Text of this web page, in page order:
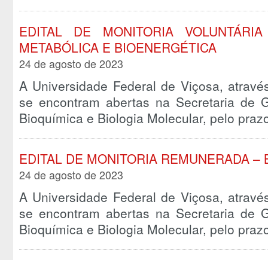
EDITAL DE MONITORIA
METABÓLICA E BIOENERGÉTICA
24 de agosto de 2023
A Universidade Federal de Viçosa,
se encontram abertas na Secretaria de
Bioquímica e Biologia Molecular, pelo
EDITAL DE MONITORIA REMUNERADA –
24 de agosto de 2023
A Universidade Federal de Viçosa,
se encontram abertas na Secretaria de
Bioquímica e Biologia Molecular, pelo